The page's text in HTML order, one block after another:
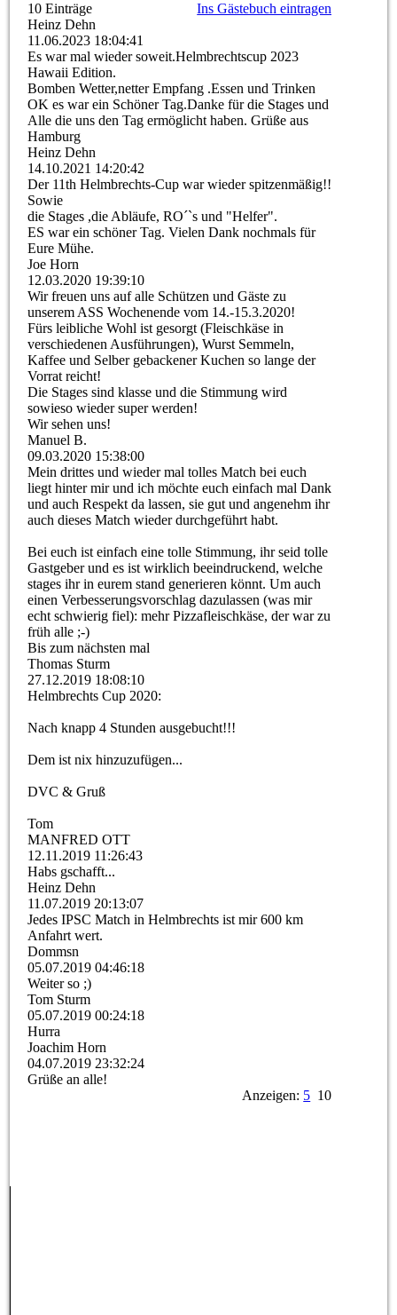
10 Einträge
Ins Gästebuch eintragen
Heinz Dehn
11.06.2023 18:04:41
Es war mal wieder soweit.Helmbrechtscup 2023
Hawaii Edition.
Bomben Wetter,netter Empfang .Essen und Trinken
OK es war ein Schöner Tag.Danke für die Stages und
Alle die uns den Tag ermöglicht haben. Grüße aus
Hamburg
Heinz Dehn
14.10.2021 14:20:42
Der 11th Helmbrechts-Cup war wieder spitzenmäßig!!
Sowie
die Stages ,die Abläufe, RO´`s und "Helfer".
ES war ein schöner Tag. Vielen Dank nochmals für
Eure Mühe.
Joe Horn
12.03.2020 19:39:10
Wir freuen uns auf alle Schützen und Gäste zu
unserem ASS Wochenende vom 14.-15.3.2020!
Fürs leibliche Wohl ist gesorgt (Fleischkäse in
verschiedenen Ausführungen), Wurst Semmeln,
Kaffee und Selber gebackener Kuchen so lange der
Vorrat reicht!
Die Stages sind klasse und die Stimmung wird
sowieso wieder super werden!
Wir sehen uns!
Manuel B.
09.03.2020 15:38:00
Mein drittes und wieder mal tolles Match bei euch
liegt hinter mir und ich möchte euch einfach mal Dank
und auch Respekt da lassen, sie gut und angenehm ihr
auch dieses Match wieder durchgeführt habt.
Bei euch ist einfach eine tolle Stimmung, ihr seid tolle
Gastgeber und es ist wirklich beeindruckend, welche
stages ihr in eurem stand generieren könnt. Um auch
einen Verbesserungsvorschlag dazulassen (was mir
echt schwierig fiel): mehr Pizzafleischkäse, der war zu
früh alle ;-)
Bis zum nächsten mal
Thomas Sturm
27.12.2019 18:08:10
Helmbrechts Cup 2020:
Nach knapp 4 Stunden ausgebucht!!!
Dem ist nix hinzuzufügen...
DVC & Gruß
Tom
MANFRED OTT
12.11.2019 11:26:43
Habs gschafft...
Heinz Dehn
11.07.2019 20:13:07
Jedes IPSC Match in Helmbrechts ist mir 600 km
Anfahrt wert.
Dommsn
05.07.2019 04:46:18
Weiter so ;)
Tom Sturm
05.07.2019 00:24:18
Hurra
Joachim Horn
04.07.2019 23:32:24
Grüße an alle!
Anzeigen: 5 10